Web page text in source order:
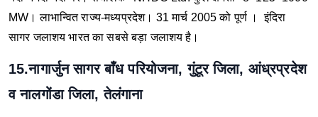
MW। लाभान्वित राज्य-मध्यप्रदेश। 31 मार्च 2005 को पूर्ण ।
इंदिरा
सागर जलाशय भारत का सबसे बड़ा जलाशय है।
15.नागार्जुन सागर बाँध परियोजना, गुंटूर जिला, आंध्रप्रदेश
व नालगोंडा जिला, तेलंगाना